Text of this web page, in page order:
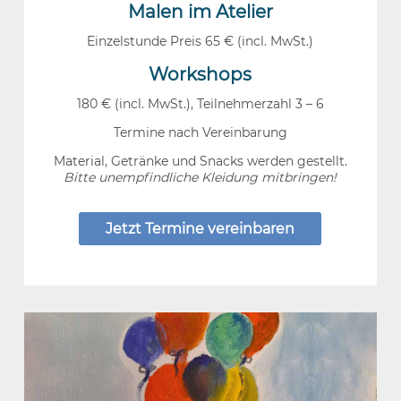
Malen im Atelier
Einzelstunde Preis 65 € (incl. MwSt.)
Workshops
180 € (incl. MwSt.), Teilnehmerzahl 3 – 6
Termine nach Vereinbarung
Material, Getränke und Snacks werden gestellt.
Bitte unempfindliche Kleidung mitbringen!
Jetzt Termine vereinbaren